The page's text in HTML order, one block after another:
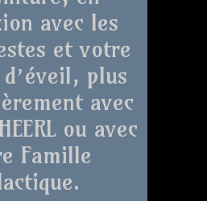
avec les
et votre
plus
avec
ou avec
Famille